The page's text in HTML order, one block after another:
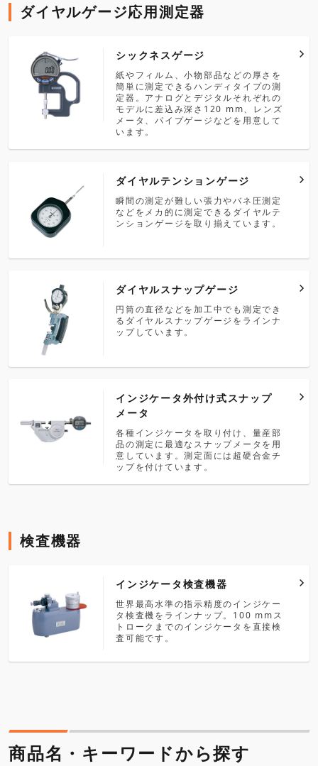
ダイヤルゲージ応用測定器
シックネスゲージ
紙やフィルム、小物部品などの厚さを
簡単に測定できるハンディタイプの測
定器。アナログとデジタルそれぞれの
モデルに差込み深さ120 mm、レンズ
メータ、パイプゲージなどを用意して
います。
ダイヤルテンションゲージ
瞬間の測定が難しい張力やバネ圧測定
などをメカ的に測定できるダイヤルテ
ンションゲージを取り揃えています。
ダイヤルスナップゲージ
円筒の直径などを加工中でも測定でき
るダイヤルスナップゲージをラインナ
ップしています。
インジケータ外付け式スナップ
メータ
各種インジケータを取り付け、量産部
品の測定に最適なスナップメータを用
意しています。測定面には超硬合金チ
ップを付けています。
検査機器
インジケータ検査機器
世界最高水準の指示精度のインジケー
タ検査機をラインナップ。100 mmス
トロークまでのインジケータを直接検
査可能です。
商品名・キーワードから探す